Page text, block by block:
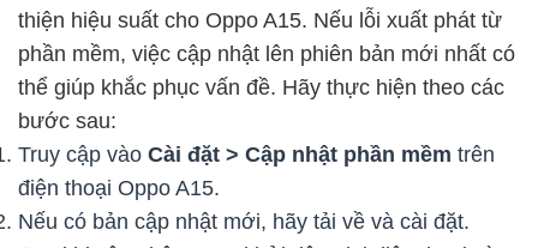
thiện hiệu suất cho Oppo A15. Nếu lỗi xuất phát từ
phần mềm, việc cập nhật lên phiên bản mới nhất có
thể giúp khắc phục vấn đề. Hãy thực hiện theo các
bước sau:
Truy cập vào Cài đặt > Cập nhật phần mềm trên
điện thoại Oppo A15.
Nếu có bản cập nhật mới, hãy tải về và cài đặt.